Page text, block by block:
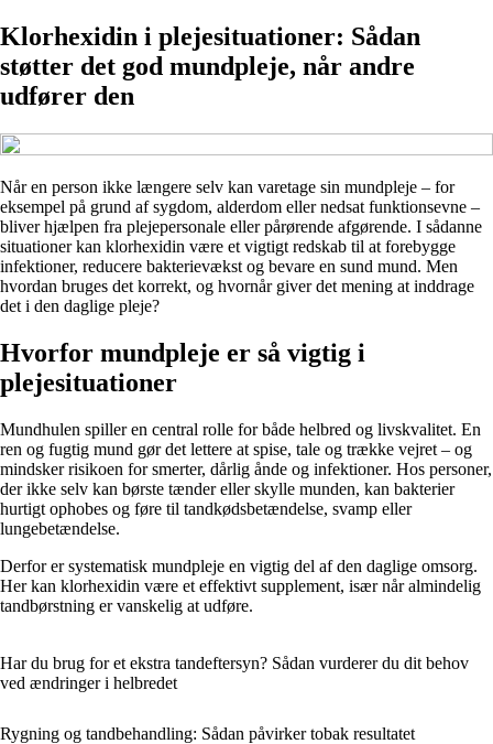
Klorhexidin i plejesituationer: Sådan
støtter det god mundpleje, når andre
udfører den
Når en person ikke længere selv kan varetage sin mundpleje – for
eksempel på grund af sygdom, alderdom eller nedsat funktionsevne –
bliver hjælpen fra plejepersonale eller pårørende afgørende. I sådanne
situationer kan klorhexidin være et vigtigt redskab til at forebygge
infektioner, reducere bakterievækst og bevare en sund mund. Men
hvordan bruges det korrekt, og hvornår giver det mening at inddrage
det i den daglige pleje?
Hvorfor mundpleje er så vigtig i
plejesituationer
Mundhulen spiller en central rolle for både helbred og livskvalitet. En
ren og fugtig mund gør det lettere at spise, tale og trække vejret – og
mindsker risikoen for smerter, dårlig ånde og infektioner. Hos personer,
der ikke selv kan børste tænder eller skylle munden, kan bakterier
hurtigt ophobes og føre til tandkødsbetændelse, svamp eller
lungebetændelse.
Derfor er systematisk mundpleje en vigtig del af den daglige omsorg.
Her kan klorhexidin være et effektivt supplement, især når almindelig
tandbørstning er vanskelig at udføre.
Har du brug for et ekstra tandeftersyn? Sådan vurderer du dit behov
ved ændringer i helbredet
Rygning og tandbehandling: Sådan påvirker tobak resultatet